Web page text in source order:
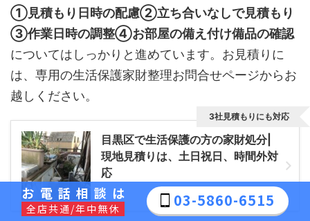
①見積もり日時の配慮②立ち合いなしで見積もり
③作業日時の調整④お部屋の備え付け備品の確認
についてはしっかりと進めています。お見積りに
は、専用の生活保護家財整理お問合せページからお
越しください。
目黒区で生活保護の方の家財処分|
現地見積りは、土日祝日、時間外対
応
3社見積もりにも対応
お電話相談は
全店共通/年中無休 03-5860-6515